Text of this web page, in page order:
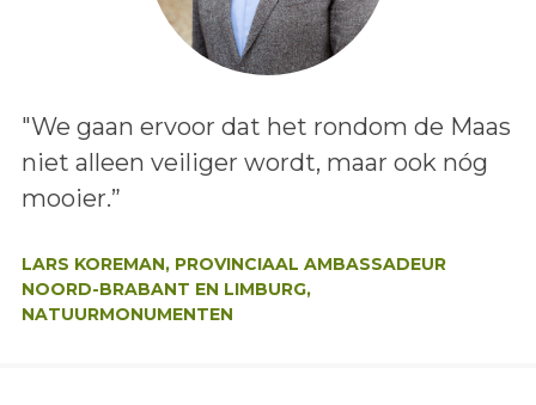
Lees het bericht:
"We gaan ervoor dat het rondom de Maas
niet alleen veiliger wordt, maar ook nóg
mooier.”
LARS KOREMAN, PROVINCIAAL AMBASSADEUR
NOORD-BRABANT EN LIMBURG,
NATUURMONUMENTEN